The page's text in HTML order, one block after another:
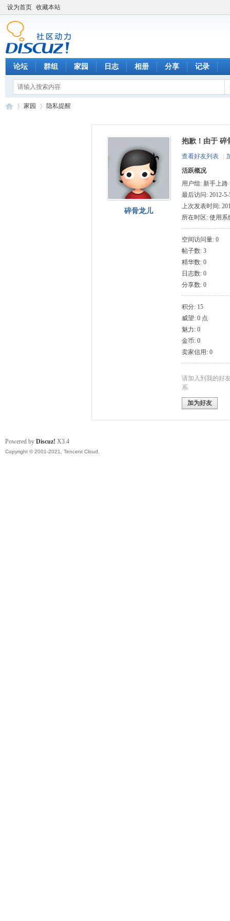
设为首页 收藏本站
论坛 群组 家园 日志 相册 分享 记录
家园 隐私提醒
碎骨龙儿
抱歉！由于 碎
查看好友列表
活跃概况
用户组: 新手上路
最后访问: 2012-5-
上次发表时间:
所在时区: 使用系
空间访问量: 0
帖子数: 3
精华数: 0
日志数: 0
分享数: 0
积分: 15
威望: 0 点
魅力: 0
金币: 0
卖家信用: 0
请加入到我的好
系
加为好友
Powered by Discuz! X3.4
Copyright © 2001-2021, Tencent Cloud.